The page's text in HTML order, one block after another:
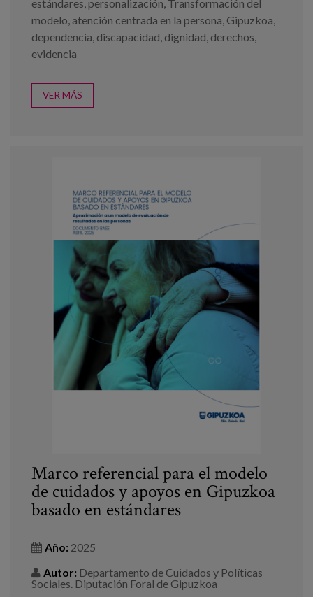
estándares,personalización, Transformación del
modelo, atención centrada en la persona, Gipuzkoa,
dependencia, discapacidad, dignidad, derechos,
evidencia
VER MÁS
Marco referencial para el modelo
de cuidados y apoyos en Gipuzkoa
basado en estándares
Año: 2025
Autor: Departamento de Cuidados y Políticas
Sociales. Diputación Foral de Gipuzkoa